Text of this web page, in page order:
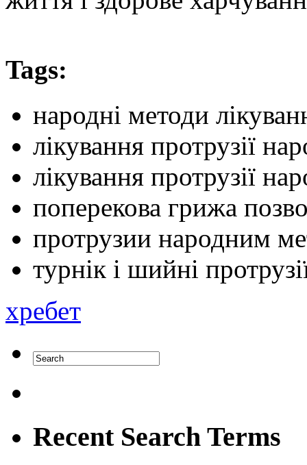
Tags:
народні методи
лікування протрузії
лікування протрузії
поперекова грижа
протрузии народним
турнік і шийні
хребет
Recent Search Terms